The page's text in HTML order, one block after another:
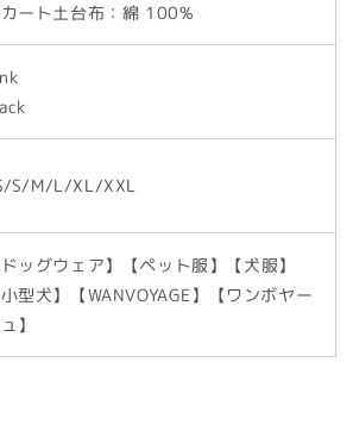
ート土台布：綿 100%
S/M/L/XL/XXL
ドッグウェア】【ペット服】【犬服】
小型犬】【WANVOYAGE】【ワンボヤー
】